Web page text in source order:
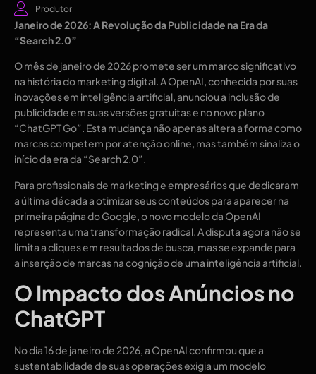
Produtor
Janeiro de 2026: A Revolução da Publicidade na Era da
“Search 2.0”
O mês de janeiro de 2026 promete ser um marco significativo
na história do marketing digital. A OpenAI, conhecida por suas
inovações em inteligência artificial, anunciou a inclusão de
publicidade em suas versões gratuitas e no novo plano
“ChatGPT Go”. Esta mudança não apenas altera a forma como
marcas competem por atenção online, mas também sinaliza o
início da era da “Search 2.0”.
Para profissionais de marketing e empresários que dedicaram
a última década a otimizar seus conteúdos para aparecer na
primeira página do Google, o novo modelo da OpenAI
representa uma transformação radical. A disputa agora não se
limita a cliques em resultados de busca, mas se expande para
a inserção de marcas na cognição de uma inteligência artificial.
O Impacto dos Anúncios no
ChatGPT
No dia 16 de janeiro de 2026, a OpenAI confirmou que a
sustentabilidade de suas operações exigia um modelo